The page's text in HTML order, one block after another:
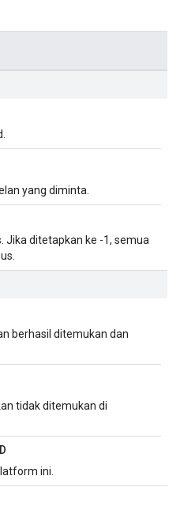
yang diminta.
Jika ditetapkan ke -1, semua
berhasil ditemukan dan
tidak ditemukan di
ini.